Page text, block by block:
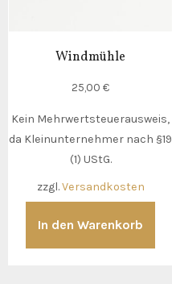
Windmühle
25,00€
Kein Mehrwertsteuerausweis,
da Kleinunternehmer nach §19
(1) UStG.
zzgl.Versandkosten
In den Warenkorb